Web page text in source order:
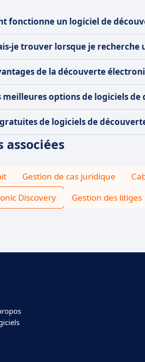
fonctionne un logiciel de
je trouver lorsque je recherche
de la découverte
meilleures options de logiciels
de logiciels de
associées
Gestion de cas juridique
Discovery Gestion des litiges